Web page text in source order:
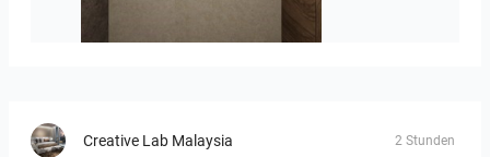
Creative Lab Malaysia 2 Stunden